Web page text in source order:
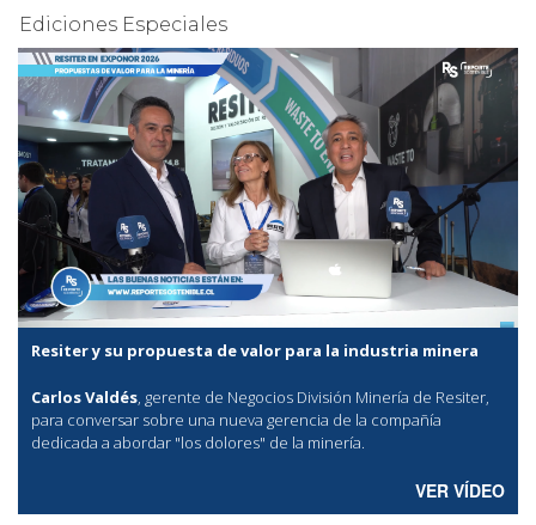
Ediciones Especiales
Resiter y su propuesta de valor para la industria minera
Carlos Valdés, gerente de Negocios División Minería de Resiter,
para conversar sobre una nueva gerencia de la compañía
dedicada a abordar "los dolores" de la minería.
VER VÍDEO